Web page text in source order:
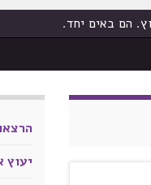
הם באים יחד.
יעוץ